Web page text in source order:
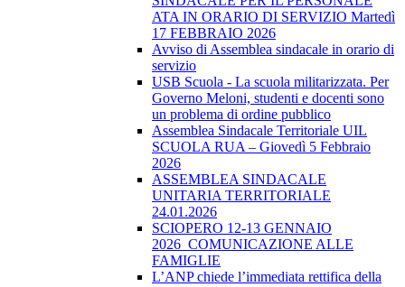
ATA IN ORARIO DI SERVIZIO Martedì
17 FEBBRAIO 2026
Avviso di Assemblea sindacale in orario di
servizio
USB Scuola - La scuola militarizzata. Per
Governo Meloni, studenti e docenti sono
un problema di ordine pubblico
Assemblea Sindacale Territoriale UIL
SCUOLA RUA – Giovedì 5 Febbraio
2026
ASSEMBLEA SINDACALE
UNITARIA TERRITORIALE
24.01.2026
SCIOPERO 12-13 GENNAIO
2026_COMUNICAZIONE ALLE
FAMIGLIE
L’ANP chiede l’immediata rettifica della